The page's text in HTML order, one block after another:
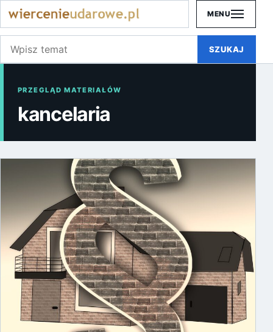
MENU
Szukaj:
SZUKAJ
PRZEGLĄD MATERIAŁÓW
kancelaria